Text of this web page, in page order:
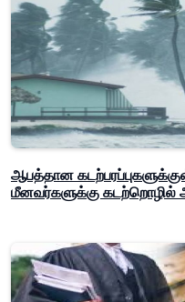
ஆபத்தான
மீனவர்களுக்கு கடற்றொழில்